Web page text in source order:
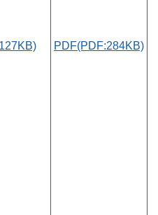
PDF(PDF:284KB)